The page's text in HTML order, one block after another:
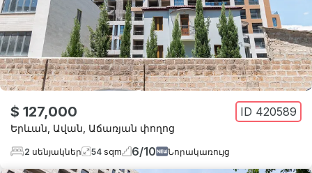
$ 127,000 ID 420589
Երևան Ավան Աճառյան փողոց
2 սենյակներ 54 sqm 6/10 Նորակառույց